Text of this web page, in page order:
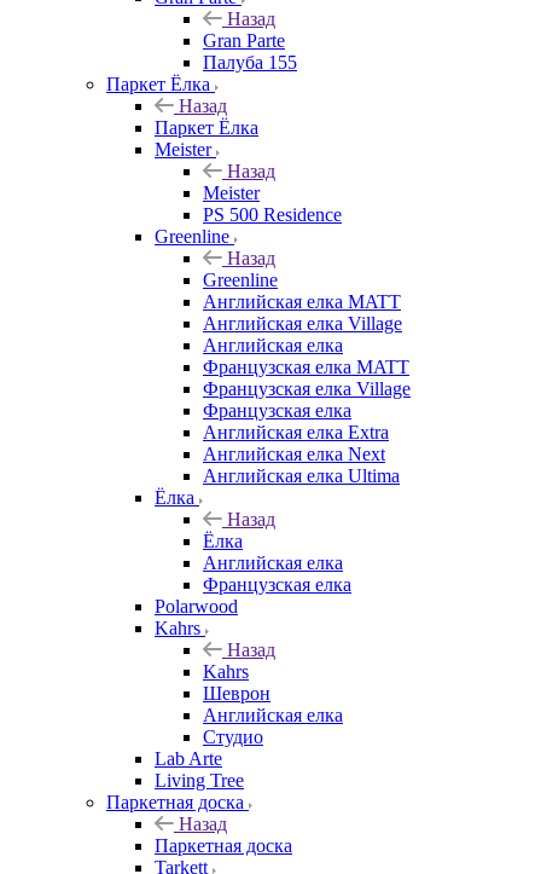
Назад
Gran Parte
Палуба 155
Паркет Ёлка
Назад
Паркет Ёлка
Meister
Назад
Meister
PS 500 Residence
Greenline
Назад
Greenline
Английская елка MATT
Английская елка Village
Английская елка
Французская елка MATT
Французская елка Village
Французская елка
Английская елка Extra
Английская елка Next
Английская елка Ultima
Ёлка
Назад
Ёлка
Английская елка
Французская елка
Polarwood
Kahrs
Назад
Kahrs
Шеврон
Английская елка
Студио
Lab Arte
Living Tree
Паркетная доска
Назад
Паркетная доска
Tarkett